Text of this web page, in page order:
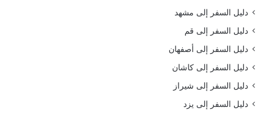
دليل السفر إلى مشهد
دليل السفر إلى قم
دليل السفر إلى أصفهان
دليل السفر إلى كاشان
دليل السفر إلى شيراز
دليل السفر إلى يزد